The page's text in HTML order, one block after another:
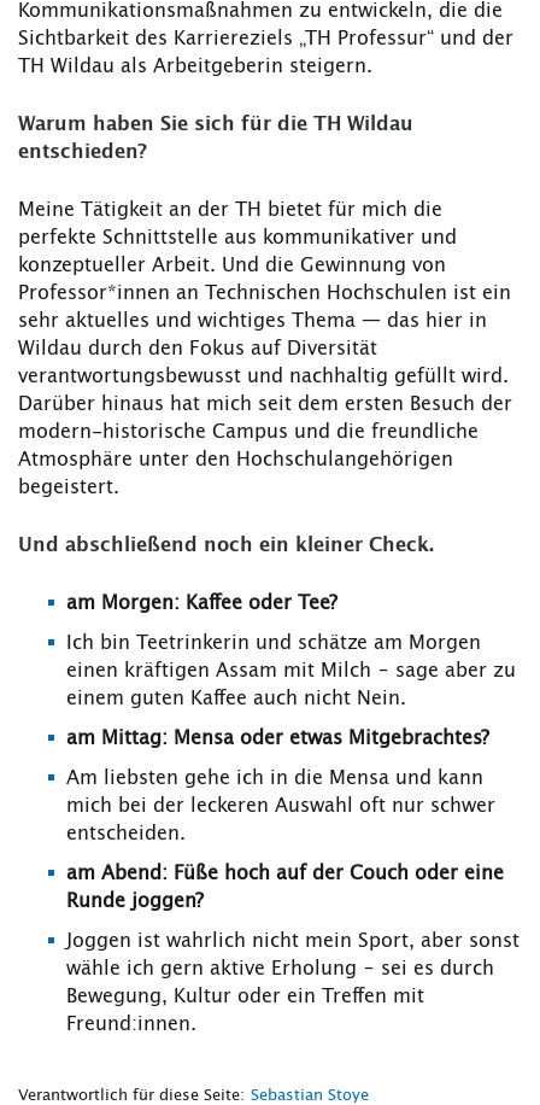
Kommunikationsmaßnahmen zu entwickeln, die die
Sichtbarkeit des Karriereziels „TH Professur“ und der
TH Wildau als Arbeitgeberin steigern.
Warum haben Sie sich für die TH Wildau
entschieden?
Meine Tätigkeit an der TH bietet für mich die
perfekte Schnittstelle aus kommunikativer und
konzeptueller Arbeit. Und die Gewinnung von
Professor*innen an Technischen Hochschulen ist ein
sehr aktuelles und wichtiges Thema — das hier in
Wildau durch den Fokus auf Diversität
verantwortungsbewusst und nachhaltig gefüllt wird.
Darüber hinaus hat mich seit dem ersten Besuch der
modern-historische Campus und die freundliche
Atmosphäre unter den Hochschulangehörigen
begeistert.
Und abschließend noch ein kleiner Check.
am Morgen: Kaffee oder Tee?
Ich bin Teetrinkerin und schätze am Morgen
einen kräftigen Assam mit Milch – sage aber zu
einem guten Kaffee auch nicht Nein.
am Mittag: Mensa oder etwas Mitgebrachtes?
Am liebsten gehe ich in die Mensa und kann
mich bei der leckeren Auswahl oft nur schwer
entscheiden.
am Abend: Füße hoch auf der Couch oder eine
Runde joggen?
Joggen ist wahrlich nicht mein Sport, aber sonst
wähle ich gern aktive Erholung – sei es durch
Bewegung, Kultur oder ein Treffen mit
Freund:innen.
Verantwortlich für diese Seite: Sebastian Stoye